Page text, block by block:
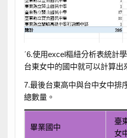
ˊ6.使用excel樞紐分析表統計
台東女中的國中就可以計算出
7.最後台東高中與台中女中排
總數量。
畢業國中
臺
女